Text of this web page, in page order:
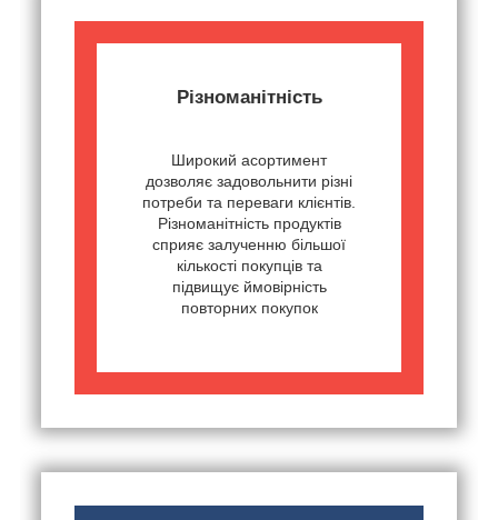
Різноманітність
Широкий асортимент
дозволяє задовольнити різні
потреби та переваги клієнтів.
Різноманітність продуктів
сприяє залученню більшої
кількості покупців та
підвищує ймовірність
повторних покупок